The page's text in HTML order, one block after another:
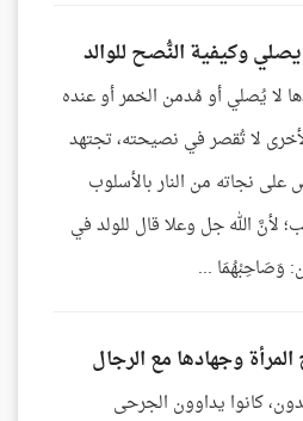
وكيفية النُّصح للوالد
لا يُصلي أو مُدمن الخمر أو عنده
لا تُقصر في نصيحته، تجتهد
نجاته من النار بالأسلوب
لأنَّ الله جل وعلا قال للولد في
وَصَاحِبْهُمَا ...
وجهادها مع الرجال
كانوا يداوون الجرحى